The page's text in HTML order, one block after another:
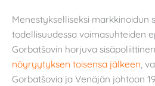
Menestykselliseksi markkinoidun
todellisuudessa voimasuhteiden
Gorbatšovin horjuva
nöyryytyksen toisensa jälkeen,
Gorbatšovia ja Venäjän johtoon